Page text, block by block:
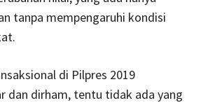
tanpa mempengaruhi kondisi
di Pilpres 2019
dan dirham, tentu tidak ada yang